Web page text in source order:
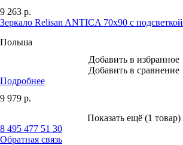
9 263 р.
Зеркало Relisan ANTICA 70х90 с подсветкой
Польша
Добавить в избранное
Добавить в сравнение
Подробнее
9 979 р.
Показать ещё (1 товар)
8 495 477 51 30
Обратная связь